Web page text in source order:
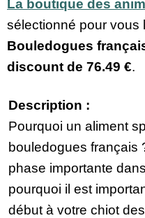
La boutique des
sélectionné pour vous
Bouledogues
discount de 76.49 €.
Description :
Pourquoi un aliment
bouledogues français
phase importante
pourquoi il est
début à votre chiot